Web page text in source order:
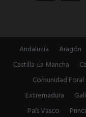
Andalucía Aragón
Castilla-La Mancha
Comunidad
Extremadura
País Vasco